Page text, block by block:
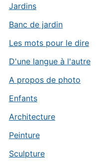
Jardins
Banc de jardin
Les mots pour le dire
D'une langue à l'autre
A propos de photo
Enfants
Architecture
Peinture
Sculpture